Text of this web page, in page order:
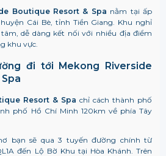
Boutique Resort & Spa nằm tại ấp
Cái Bè, tỉnh Tiền Giang. Khu nghỉ
dễ dàng kết nối với nhiều địa điểm
khu vực.
đi tới Mekong Riverside
Resort & Spa chỉ cách thành phố
phố Hồ Chí Minh 120km về phía Tây
bạn sẽ qua 3 tuyến đường chính từ
đến Lộ Bờ Khu tại Hòa Khánh. Trên